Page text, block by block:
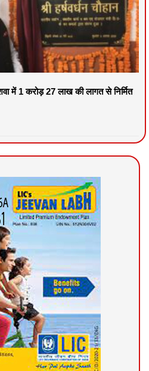
में 1 करोड़ 27 लाख की लागत से निर्मित